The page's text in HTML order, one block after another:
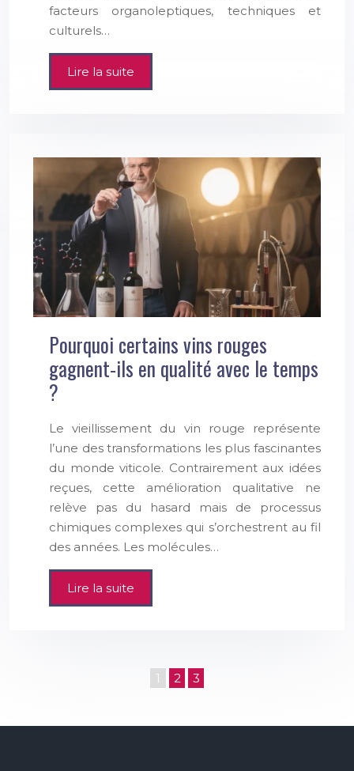
facteurs organoleptiques, techniques et
culturels…
Lire la suite
Pourquoi certains vins rouges
gagnent-ils en qualité avec le temps
?
Le vieillissement du vin rouge représente
l’une des transformations les plus fascinantes
du monde viticole. Contrairement aux idées
reçues, cette amélioration qualitative ne
relève pas du hasard mais de processus
chimiques complexes qui s’orchestrent au fil
des années. Les molécules…
Lire la suite
1 2 3